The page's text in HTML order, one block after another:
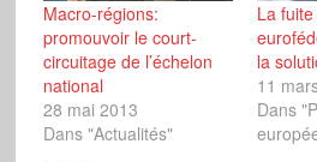
Macro-régions:
promouvoir le court-
circuitage de l’échelon
national
28 mai 2013
Dans "Actualités"
La
la
11
Dans